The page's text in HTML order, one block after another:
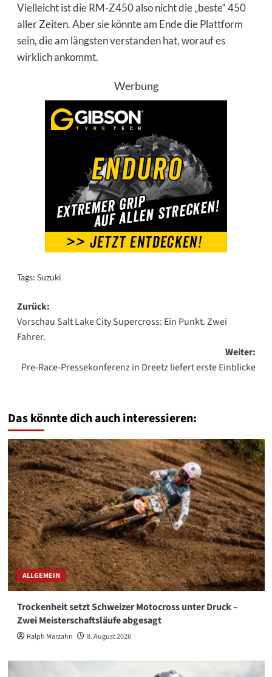
Vielleicht ist die RM-Z450 also nicht die „beste“ 450
aller Zeiten. Aber sie könnte am Ende die Plattform
sein, die am längsten verstanden hat, worauf es
wirklich ankommt.
Werbung
Tags: Suzuki
Beitragsnavigation
Zurück:
Vorschau Salt Lake City Supercross: Ein Punkt. Zwei
Fahrer.
Weiter:
Pre-Race-Pressekonferenz in Dreetz liefert erste Einblicke
Das könnte dich auch interessieren:
ALLGEMEIN
Trockenheit setzt Schweizer Motocross unter Druck –
Zwei Meisterschaftsläufe abgesagt
Ralph Marzahn 8. August 2026